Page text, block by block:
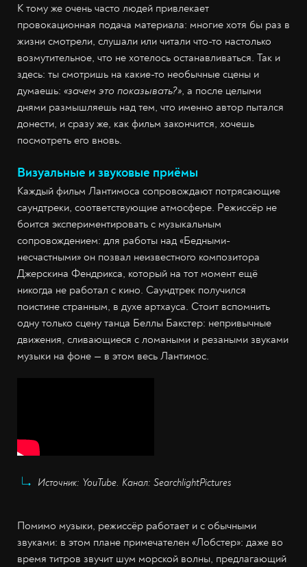
К тому же очень часто людей привлекает
провокационная подача материала: многие хотя бы раз в
жизни смотрели, слушали или читали что-то настолько
возмутительное, что не хотелось останавливаться. Так и
здесь: ты смотришь на какие-то необычные сцены и
думаешь: «зачем это показывать?», а после целыми
днями размышляешь над тем, что именно автор пытался
донести, и сразу же, как фильм закончится, хочешь
посмотреть его вновь.
Визуальные и звуковые приёмы
Каждый фильм Лантимоса сопровождают потрясающие
саундтреки, соответствующие атмосфере. Режиссёр не
боится экспериментировать с музыкальным
сопровождением: для работы над «Бедными-
несчастными» он позвал неизвестного композитора
Джерскина Фендрикса, который на тот момент ещё
никогда не работал с кино. Саундтрек получился
поистине странным, в духе артхауса. Стоит вспомнить
одну только сцену танца Беллы Бакстер: непривычные
движения, сливающиеся с ломаными и резаными звуками
музыки на фоне — в этом весь Лантимос.
Источник: YouTube. Канал: SearchlightPictures
Помимо музыки, режиссёр работает и с обычными
звуками: в этом плане примечателен «Лобстер»: даже во
время титров звучит шум морской волны, предлагающий